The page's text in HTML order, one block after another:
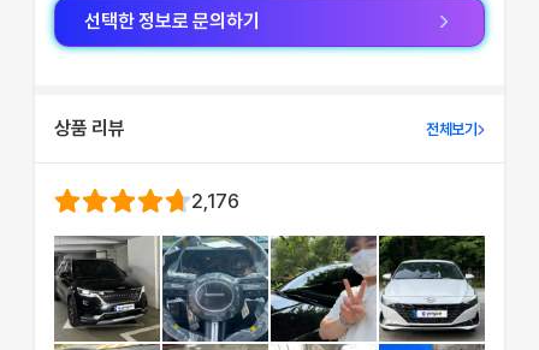
선택한 정보로 문의하기
상품 리뷰 전체보기
2,176